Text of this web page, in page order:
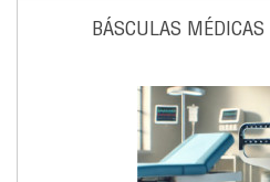
BÁSCULAS MÉDICAS